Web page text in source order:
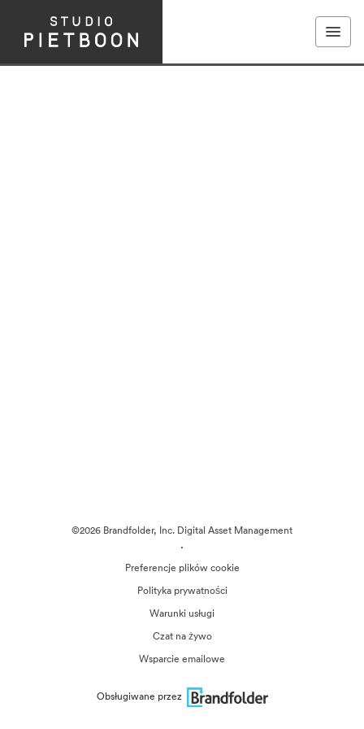
©2026 Brandfolder, Inc. Digital Asset Management
·
Preferencje plików cookie
Polityka prywatności
Warunki usługi
Czat na żywo
Wsparcie emailowe
Obsługiwane przez